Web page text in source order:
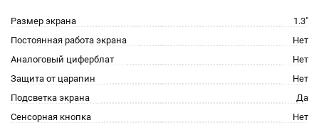
Размер экрана
1.3"
Постоянная работа экрана
Нет
Аналоговый циферблат
Нет
Защита от царапин
Нет
Подсветка экрана
Да
Сенсорная кнопка
Нет